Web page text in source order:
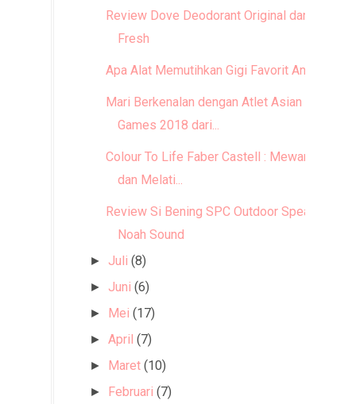
Review Dove Deodorant Original dan Go
Fresh
Apa Alat Memutihkan Gigi Favorit Anda?
Mari Berkenalan dengan Atlet Asian
Games 2018 dari...
Colour To Life Faber Castell : Mewarnai
dan Melati...
Review Si Bening SPC Outdoor Speaker
Noah Sound
► Juli (8)
► Juni (6)
► Mei (17)
►April (7)
► Maret (10)
► Februari (7)